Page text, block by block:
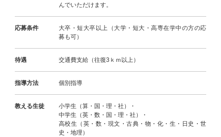
んでいただけます。
応募条件
大卒・短大卒以上（大学・短大・高専在学中の方の応
募も可）
待遇 交通費支給（往復3ｋｍ以上）
指導方法 個別指導
教える生徒
小学生（算・国・理・社）・
中学生（英・数・国・理・社）・
高校生（英・数・現文・古典・物・化・生・日史・世
史・地理）